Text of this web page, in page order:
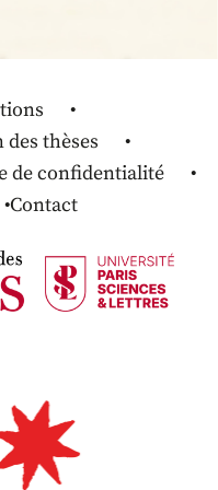
thèses
de confidentialité
Contact